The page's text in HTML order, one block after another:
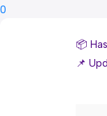
0
📦
📌